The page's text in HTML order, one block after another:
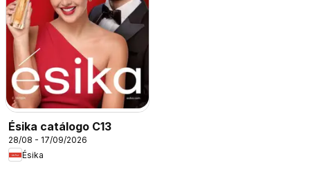
Ésika catálogo C13
28/08 - 17/09/2026
Ésika